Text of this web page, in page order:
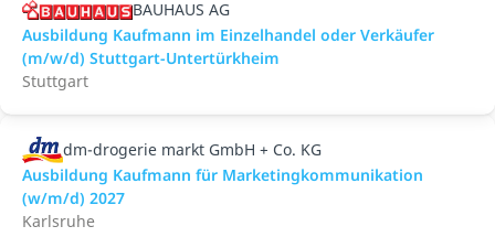
BAUHAUS AG
Ausbildung Kaufmann im Einzelhandel oder Verkäufer
(m/w/d) Stuttgart-Untertürkheim
Stuttgart
dm-drogerie markt GmbH + Co. KG
Ausbildung Kaufmann für Marketingkommunikation
(w/m/d) 2027
Karlsruhe